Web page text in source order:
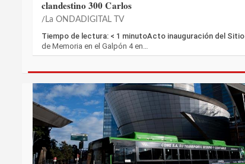
clandestino 300 Carlos
La ONDADIGITAL TV
Tiempo de lectura: < 1 minutoActo inauguración del Sitio
de Memoria en el Galpón 4 en…